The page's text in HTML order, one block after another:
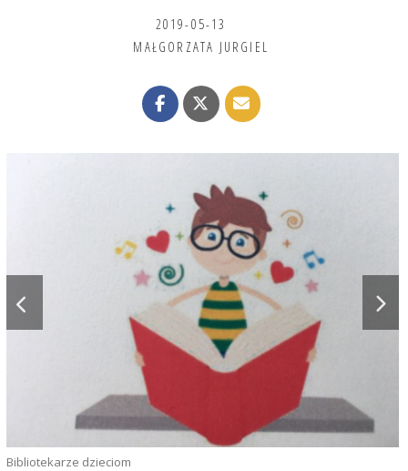
2019-05-13
MAŁGORZATA JURGIEL
Bibliotekarze dzieciom